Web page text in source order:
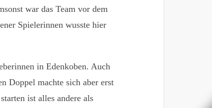
war das Team vor dem
Spielerinnen wusste hier
in Edenkoben. Auch
Doppel machte sich aber erst
ist alles andere als